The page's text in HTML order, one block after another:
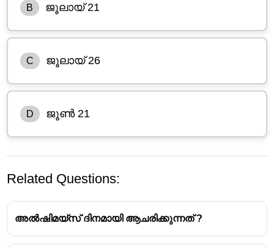
B ജൂലായ് 21
C ജൂലായ് 26
D ജൂൺ 21
Related Questions:
അൽഷിമയ്സ് ദിനമായി ആചരിക്കുന്നത് ?